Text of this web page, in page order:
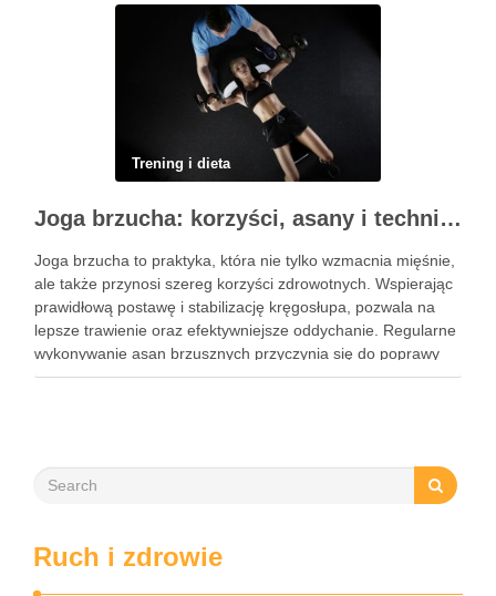
Trening i dieta
Joga brzucha: korzyści, asany i techniki oddechowe
Joga brzucha to praktyka, która nie tylko wzmacnia mięśnie,
ale także przynosi szereg korzyści zdrowotnych. Wspierając
prawidłową postawę i stabilizację kręgosłupa, pozwala na
lepsze trawienie oraz efektywniejsze oddychanie. Regularne
wykonywanie asan brzusznych przyczynia się do poprawy
elastyczności i równowagi, a także staje się kluczem do
Ruch i zdrowie